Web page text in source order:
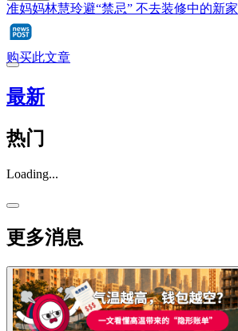
准妈妈林慧玲避“禁忌” 不去装修中的新家
购买此文章
最新
热门
Loading...
更多消息